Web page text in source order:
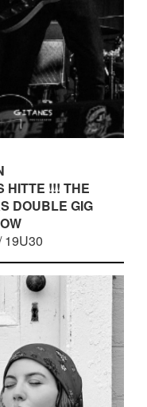
HITTE !!! THE
DOUBLE GIG
19U30